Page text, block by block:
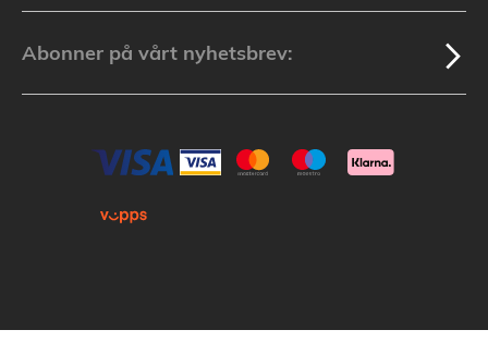
Abonner på vårt nyhetsbrev: